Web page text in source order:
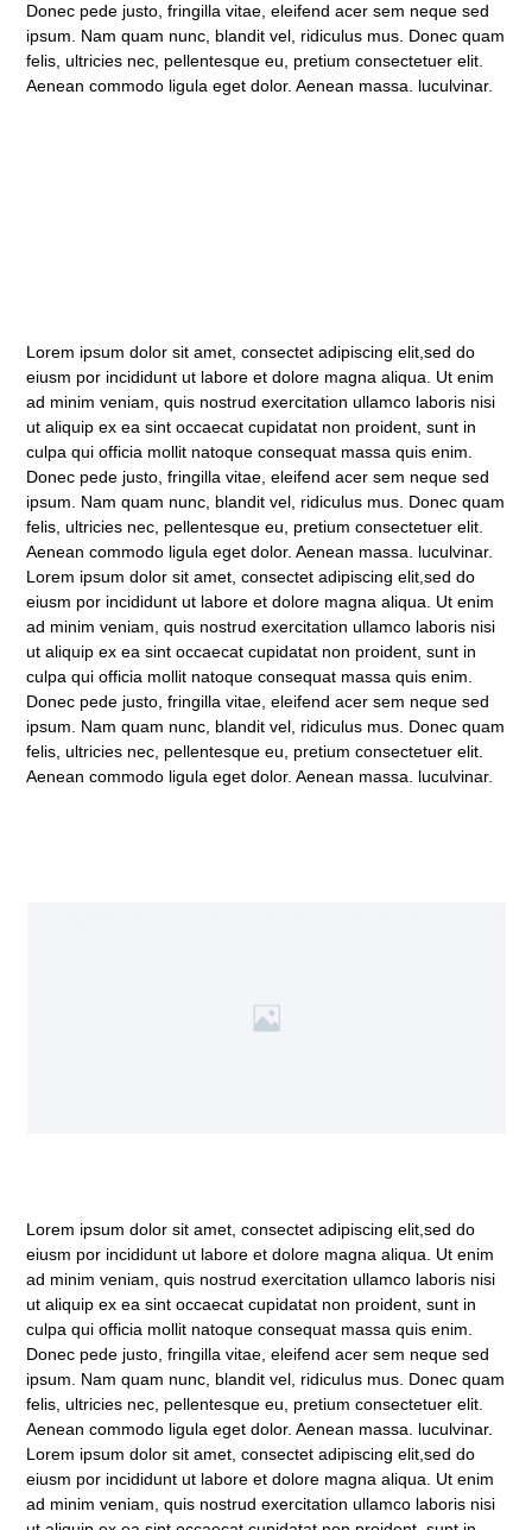
Donec pede justo, fringilla vitae, eleifend acer sem neque sed
ipsum. Nam quam nunc, blandit vel, ridiculus mus. Donec quam
felis, ultricies nec, pellentesque eu, pretium consectetuer elit.
Aenean commodo ligula eget dolor. Aenean massa. luculvinar.
Lorem ipsum dolor sit amet, consectet adipiscing elit,sed do
eiusm por incididunt ut labore et dolore magna aliqua. Ut enim
ad minim veniam, quis nostrud exercitation ullamco laboris nisi
ut aliquip ex ea sint occaecat cupidatat non proident, sunt in
culpa qui officia mollit natoque consequat massa quis enim.
Donec pede justo, fringilla vitae, eleifend acer sem neque sed
ipsum. Nam quam nunc, blandit vel, ridiculus mus. Donec quam
felis, ultricies nec, pellentesque eu, pretium consectetuer elit.
Aenean commodo ligula eget dolor. Aenean massa. luculvinar.
Lorem ipsum dolor sit amet, consectet adipiscing elit,sed do
eiusm por incididunt ut labore et dolore magna aliqua. Ut enim
ad minim veniam, quis nostrud exercitation ullamco laboris nisi
ut aliquip ex ea sint occaecat cupidatat non proident, sunt in
culpa qui officia mollit natoque consequat massa quis enim.
Donec pede justo, fringilla vitae, eleifend acer sem neque sed
ipsum. Nam quam nunc, blandit vel, ridiculus mus. Donec quam
felis, ultricies nec, pellentesque eu, pretium consectetuer elit.
Aenean commodo ligula eget dolor. Aenean massa. luculvinar.
Lorem ipsum dolor sit amet, consectet adipiscing elit,sed do
eiusm por incididunt ut labore et dolore magna aliqua. Ut enim
ad minim veniam, quis nostrud exercitation ullamco laboris nisi
ut aliquip ex ea sint occaecat cupidatat non proident, sunt in
culpa qui officia mollit natoque consequat massa quis enim.
Donec pede justo, fringilla vitae, eleifend acer sem neque sed
ipsum. Nam quam nunc, blandit vel, ridiculus mus. Donec quam
felis, ultricies nec, pellentesque eu, pretium consectetuer elit.
Aenean commodo ligula eget dolor. Aenean massa. luculvinar.
Lorem ipsum dolor sit amet, consectet adipiscing elit,sed do
eiusm por incididunt ut labore et dolore magna aliqua. Ut enim
ad minim veniam, quis nostrud exercitation ullamco laboris nisi